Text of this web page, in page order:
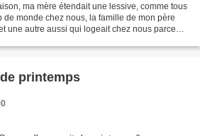
ma mère étendait une lessive, comme tous
de monde chez nous, la famille de mon père
une autre aussi qui logeait chez nous parce
printemps